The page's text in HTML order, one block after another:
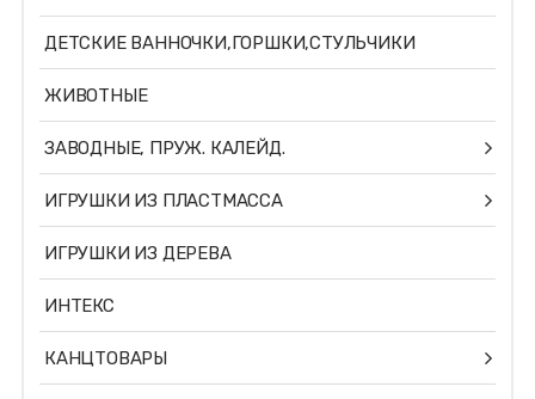
ДЕТСКИЕ ВАННОЧКИ,ГОРШКИ,СТУЛЬЧИКИ
ЖИВОТНЫЕ
ЗАВОДНЫЕ, ПРУЖ. КАЛЕЙД.
ИГРУШКИ ИЗ ПЛАСТМАССА
ИГРУШКИ ИЗ ДЕРЕВА
ИНТЕКС
КАНЦТОВАРЫ